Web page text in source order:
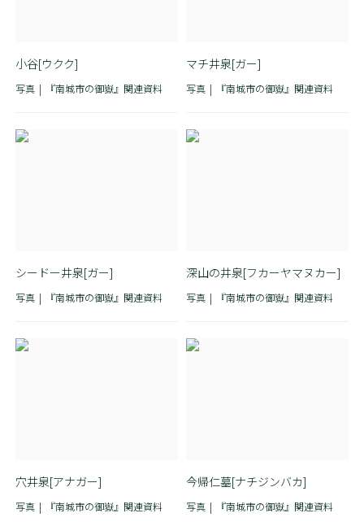
小谷[ウクク]
写真 『南城市の御嶽』関連資料
マチ井泉[ガー]
写真 『南城市の御嶽』関連資料
シードー井泉[ガー]
写真 『南城市の御嶽』関連資料
深山の井泉[フカーヤマヌカー]
写真 『南城市の御嶽』関連資料
穴井泉[アナガー]
写真 『南城市の御嶽』関連資料
今帰仁墓[ナチジンバカ]
写真 『南城市の御嶽』関連資料